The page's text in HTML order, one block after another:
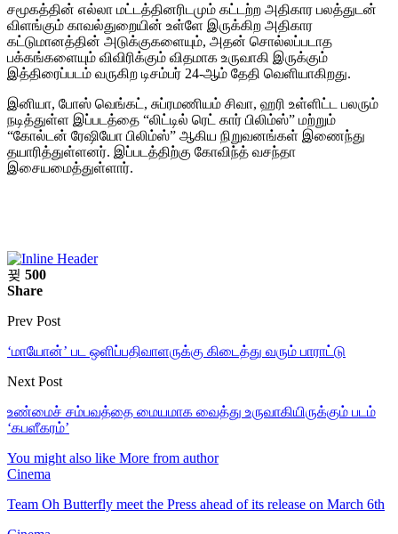
சமூகத்தின் எல்லா மட்டத்தினரிடமும் கட்டற்ற அதிகார பலத்துடன்
விளங்கும் காவல்துறையின் உள்ளே இருக்கிற அதிகார
கட்டுமானத்தின் அடுக்குகளையும், அதன் சொல்லப்படாத
பக்கங்களையும் விவிரிக்கும் விதமாக உருவாகி இருக்கும்
இத்திரைப்படம் வருகிற டிசம்பர் 24-ஆம் தேதி வெளியாகிறது.
இனியா, போஸ் வெங்கட், சுப்ரமணியம் சிவா, ஹரி உள்ளிட்ட பலரும்
நடித்துள்ள இப்படத்தை “லிட்டில் ரெட் கார் பிலிம்ஸ்” மற்றும்
“கோல்டன் ரேஷியோ பிலிம்ஸ்” ஆகிய நிறுவனங்கள் இணைந்து
தயாரித்துள்ளனர். இப்படத்திற்கு கோவிந்த் வசந்தா
இசையமைத்துள்ளார்.
500
Share
Prev Post
‘மாயோன்’ பட ஒளிப்பதிவாளருக்கு கிடைத்து வரும் பாராட்டு
Next Post
உண்மைச் சம்பவத்தை மையமாக வைத்து உருவாகியிருக்கும் படம்
‘கபளீகரம்’
You might also like More from author
Cinema
Team Oh Butterfly meet the Press ahead of its release on March 6th